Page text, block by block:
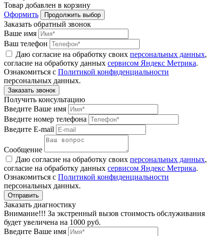
Товар добавлен в корзину
Оформить
Продолжить выбор
Заказать обратный звонок
Ваше имя
Ваш телефон
Даю согласие на обработку своих персональных данных,
согласие на обработку данных сервисом Яндекс Метрика.
Ознакомиться с Политикой конфиденциальности
персональных данных.
Получить консультацию
Введите Ваше имя
Введите номер телефона
Введите E-mail
Сообщение
Даю согласие на обработку своих персональных данных,
согласие на обработку данных сервисом Яндекс Метрика.
Ознакомиться с Политикой конфиденциальности
персональных данных.
Заказать диагностику
Внимание!!! За экстренный вызов стоимость обслуживания
будет увеличена на 1000 руб.
Введите Ваше имя